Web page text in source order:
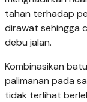
tahan terhadap
dirawat sehingga
debu jalan.
Kombinasikan
palimanan pada
tidak terlihat